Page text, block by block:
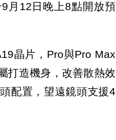
月12日晚上8點開放預
晶片，Pro與Pro Max
打造機身，改善散熱效
配置，望遠鏡頭支援4